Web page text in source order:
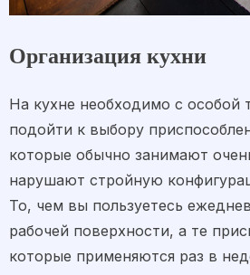
Организация кухни
На кухне необходимо с особой
подойти к выбору
которые обычно занимают
нарушают стройную
То, чем вы пользуетесь
рабочей поверхности, а те
которые применяются раз в